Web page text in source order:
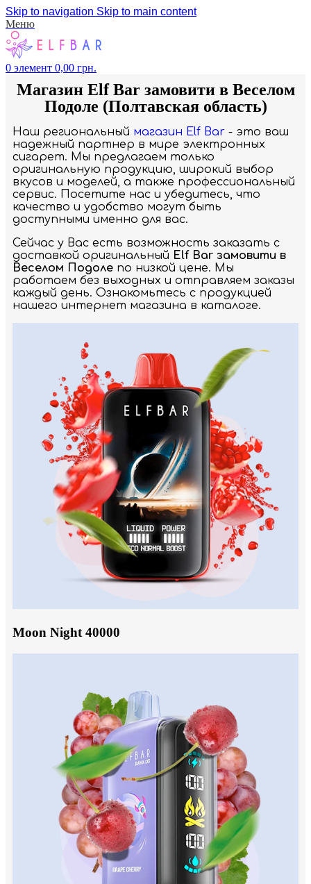
Skip to navigation Skip to main content
Меню
0 элемент 0,00 грн.
Магазин Elf Bar замовити в Веселом
Подоле (Полтавская область)
Наш региональный магазин Elf Bar - это ваш
надежный партнер в мире электронных
сигарет. Мы предлагаем только
оригинальную продукцию, широкий выбор
вкусов и моделей, а также профессиональный
сервис. Посетите нас и убедитесь, что
качество и удобство могут быть
доступными именно для вас.
Сейчас у Вас есть возможность заказать с
доставкой оригинальный Elf Bar замовити в
Веселом Подоле по низкой цене. Мы
работаем без выходных и отправляем заказы
каждый день. Ознакомьтесь с продукцией
нашего интернет магазина в каталоге.
Moon Night 40000